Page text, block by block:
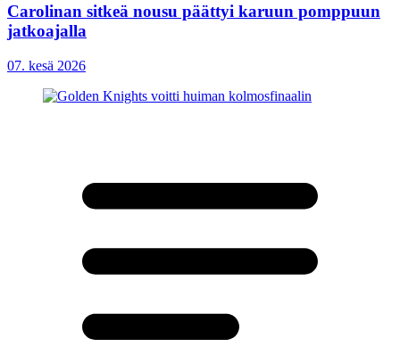
Carolinan sitkeä nousu päättyi karuun pomppuun
jatkoajalla
07. kesä 2026